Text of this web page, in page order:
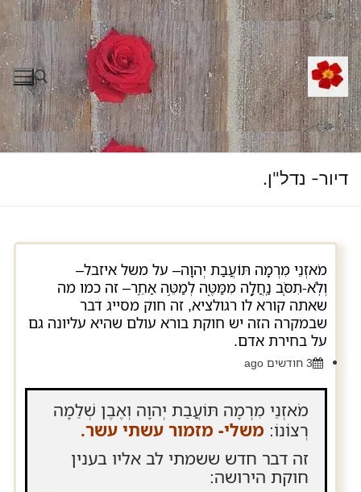
חפש:
דיור- נדל"ן.
מֹאזְנֵי מִרְמָה תּוֹעֲבַת יְהוָה– על משל איזבל–
וְלֹֽא-תִסֹּ֧ב נַֽחֲלָ֛ה מִמַּטֶּ֖ה לְמַטֵּ֣ה אַחֵ֑ר– זה כמו מה
שאתה קורא לו רגולציא, זה חוק מסייג דבר
שבמקרה הזה יש חוקת בורא עולם שהיא עליונה גם
על בחירת אדם.
3 חודשים ago
מֹאזְנֵי מִרְמָה תּוֹעֲבַת יְהוָה וְאֶבֶן שְׁלֵמָה
רְצוֹנוֹ: משלי- מזמור עשתי עשר.
זה דבר חדש ששמתי לב אליו בענין
חוקת הירושה: